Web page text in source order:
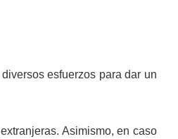
esfuerzos para dar un
Asimismo, en caso